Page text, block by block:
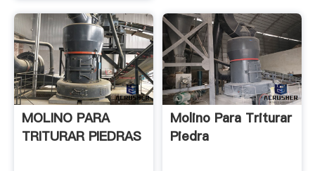
MOLINO PARA
TRITURAR PIEDRAS
Molino Para Triturar
Piedra